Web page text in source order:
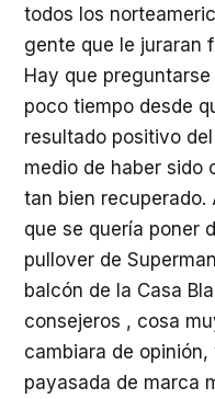
todos los
gente que le juraran
Hay que
poco tiempo desde
resultado positivo
medio de haber sido
tan bien recuperado.
que se quería poner
pullover de
balcón de la Casa
consejeros , cosa
cambiara de
payasada de marca